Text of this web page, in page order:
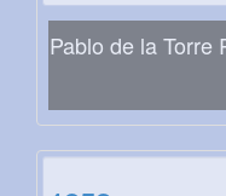
Pablo de la Torre